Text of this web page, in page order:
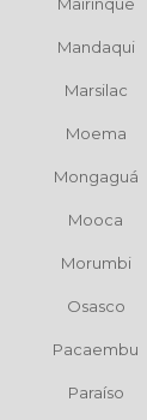
Mandaqui
Marsilac
Moema
Mongaguá
Mooca
Morumbi
Osasco
Pacaembu
Paraíso